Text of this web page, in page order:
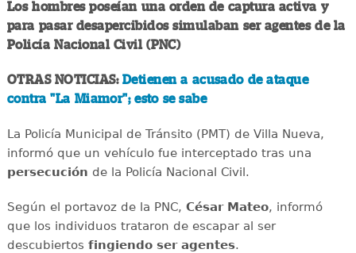
Los hombres poseían una orden de captura activa y
para pasar desapercibidos simulaban ser agentes de la
Policía Nacional Civil (PNC)
OTRAS NOTICIAS: Detienen a acusado de ataque
contra "La Miamor"; esto se sabe
La Policía Municipal de Tránsito (PMT) de Villa Nueva,
informó que un vehículo fue interceptado tras una
persecución de la Policía Nacional Civil.
Según el portavoz de la PNC, César Mateo, informó
que los individuos trataron de escapar al ser
descubiertos fingiendo ser agentes.